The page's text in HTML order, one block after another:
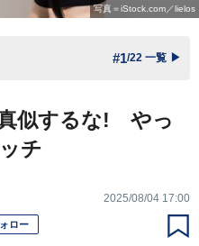
写真＝iStock.com／lielos
#1/22 一覧 ▶
似するな! やっ
チ
2025/08/04 17:00
ロー